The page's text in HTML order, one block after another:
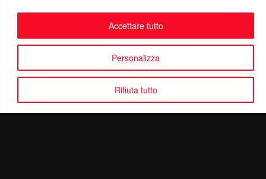
Personalizza
Rifiuta tutto
Accettare tutto